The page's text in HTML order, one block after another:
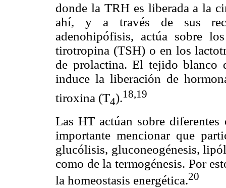
donde la TRH es liberada a la
ahí, y a través de sus
adenohipófisis, actúa sobre
tirotropina (TSH) o en los
de prolactina. El tejido blanco
induce la liberación de
tiroxina (T4).18,19
Las HT actúan sobre diferentes
importante mencionar que
glucólisis, gluconeogénesis,
como de la termogénesis. Por
la homeostasis energética.20